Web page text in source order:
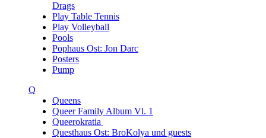
Drags
Play Table Tennis
Play Volleyball
Pools
Pophaus Ost: Jon Darc
Posters
Pump
Q
Queens
Queer Family Album Vl. 1
Queerokratia
Questhaus Ost: BroKolya und guests